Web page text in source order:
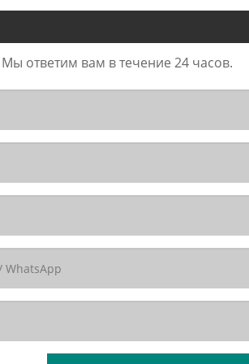
ответим вам в течение 24 часов.